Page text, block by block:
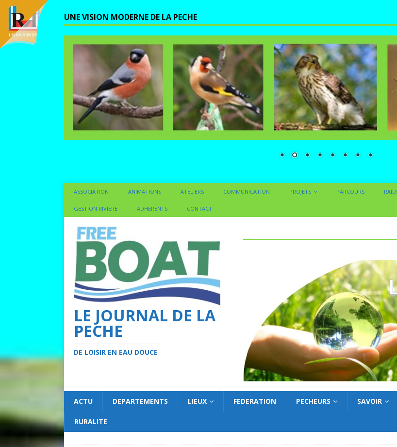
UNE VISION MODERNE DE LA PECHE
ASSOCIATION ANIMATIONS ATELIERS COMMUNICATION PROJETS PARCOURS
GESTION RIVIERE ADHERENTS CONTACT
LE JOURNAL DE LA
PECHE
DE LOISIR EN EAU DOUCE
ACTU DEPARTEMENTS LIEUX FEDERATION PECHEURS SAVOIR
RURALITE